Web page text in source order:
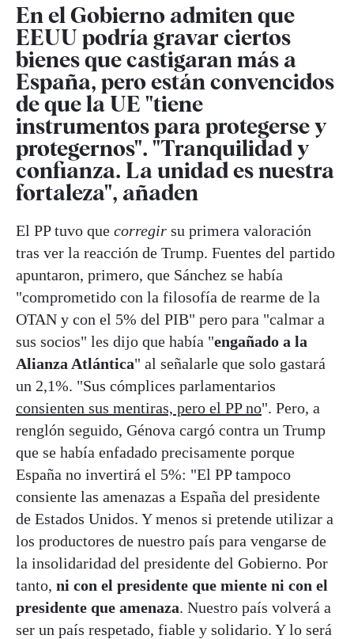
En el Gobierno admiten que
EEUU podría gravar ciertos
bienes que castigaran más a
España, pero están convencidos
de que la UE "tiene
instrumentos para protegerse y
protegernos". "Tranquilidad y
confianza. La unidad es nuestra
fortaleza", añaden
El PP tuvo que corregir su primera valoración
tras ver la reacción de Trump. Fuentes del partido
apuntaron, primero, que Sánchez se había
"comprometido con la filosofía de rearme de la
OTAN y con el 5% del PIB" pero para "calmar a
sus socios" les dijo que había "engañado a la
Alianza Atlántica" al señalarle que solo gastará
un 2,1%. "Sus cómplices parlamentarios
consienten sus mentiras, pero el PP no". Pero, a
renglón seguido, Génova cargó contra un Trump
que se había enfadado precisamente porque
España no invertirá el 5%: "El PP tampoco
consiente las amenazas a España del presidente
de Estados Unidos. Y menos si pretende utilizar a
los productores de nuestro país para vengarse de
la insolidaridad del presidente del Gobierno. Por
tanto, ni con el presidente que miente ni con el
presidente que amenaza. Nuestro país volverá a
ser un país respetado, fiable y solidario. Y lo será